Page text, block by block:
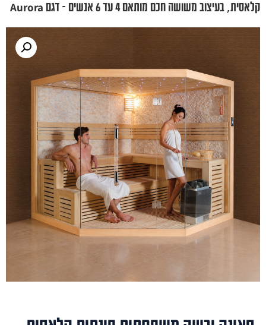
קלאסית, בעיצוב משושה חכם מותאם 4 עד 6 אנשים – דגם Aurora